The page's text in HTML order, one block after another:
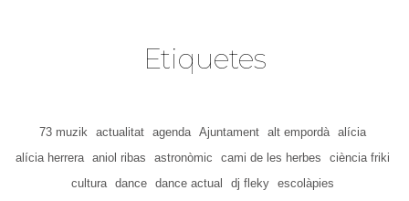
Etiquetes
73 muzik actualitat agenda Ajuntament alt empordà
alícia
alícia herrera
aniol ribas astronòmic cami de les herbes
ciència friki
cultura
dance dance actual dj fleky
escolàpies